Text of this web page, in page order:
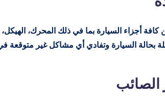
أجزاء السيارة بما في ذلك المحرك، الهيكل،
بحالة السيارة وتفادي أي مشاكل غير متوقعة
الصائب